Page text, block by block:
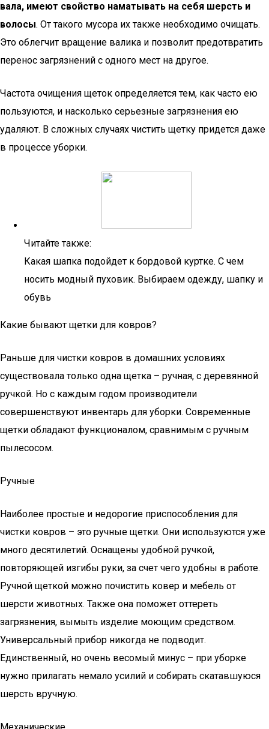
вала, имеют свойство наматывать на себя шерсть и
волосы. От такого мусора их также необходимо очищать.
Это облегчит вращение валика и позволит предотвратить
перенос загрязнений с одного мест на другое.
Частота очищения щеток определяется тем, как часто ею
пользуются, и насколько серьезные загрязнения ею
удаляют. В сложных случаях чистить щетку придется даже
в процессе уборки.
Читайте также:
Какая шапка подойдет к бордовой куртке. С чем
носить модный пуховик. Выбираем одежду, шапку и
обувь
Какие бывают щетки для ковров?
Раньше для чистки ковров в домашних условиях
существовала только одна щетка – ручная, с деревянной
ручкой. Но с каждым годом производители
совершенствуют инвентарь для уборки. Современные
щетки обладают функционалом, сравнимым с ручным
пылесосом.
Ручные
Наиболее простые и недорогие приспособления для
чистки ковров – это ручные щетки. Они используются уже
много десятилетий. Оснащены удобной ручкой,
повторяющей изгибы руки, за счет чего удобны в работе.
Ручной щеткой можно почистить ковер и мебель от
шерсти животных. Также она поможет оттереть
загрязнения, вымыть изделие моющим средством.
Универсальный прибор никогда не подводит.
Единственный, но очень весомый минус – при уборке
нужно прилагать немало усилий и собирать скатавшуюся
шерсть вручную.